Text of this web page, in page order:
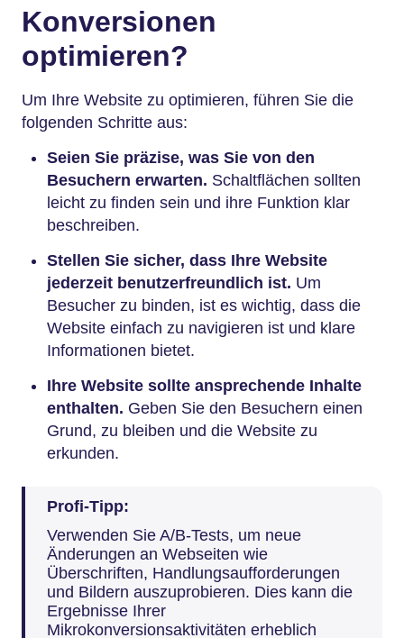
Konversionen
optimieren?
Um Ihre Website zu optimieren, führen Sie die
folgenden Schritte aus:
Seien Sie präzise, was Sie von den
Besuchern erwarten. Schaltflächen sollten
leicht zu finden sein und ihre Funktion klar
beschreiben.
Stellen Sie sicher, dass Ihre Website
jederzeit benutzerfreundlich ist. Um
Besucher zu binden, ist es wichtig, dass die
Website einfach zu navigieren ist und klare
Informationen bietet.
Ihre Website sollte ansprechende Inhalte
enthalten. Geben Sie den Besuchern einen
Grund, zu bleiben und die Website zu
erkunden.
Profi-Tipp:
Verwenden Sie A/B-Tests, um neue
Änderungen an Webseiten wie
Überschriften, Handlungsaufforderungen
und Bildern auszuprobieren. Dies kann die
Ergebnisse Ihrer
Mikrokonversionsaktivitäten erheblich